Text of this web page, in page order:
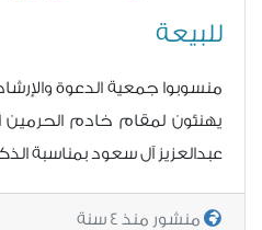
للبيعة
منسوبوا جمعية الدعوة
يهنئون لمقام خادم الحرمين
عبدالعزيز آل سعود بمناسبة
منشور منذ 4 سنة